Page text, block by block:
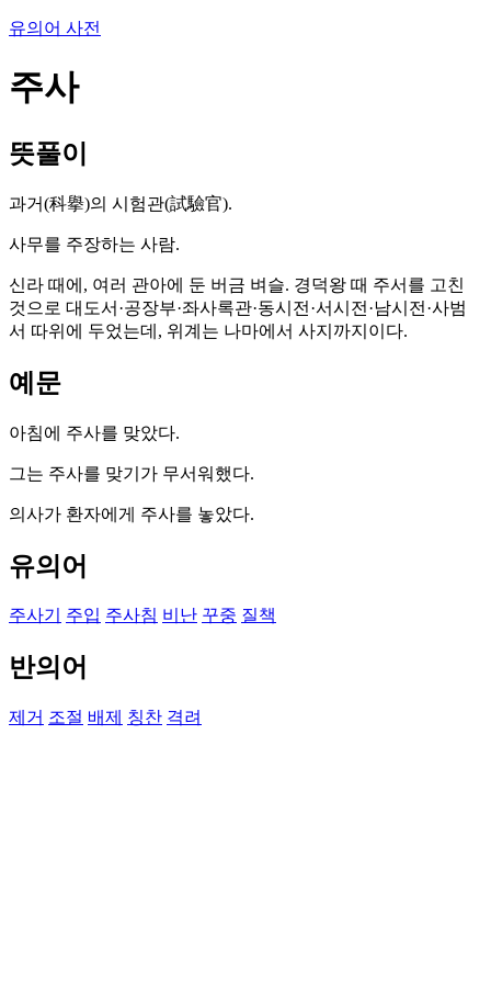
유의어 사전
주사
뜻풀이
과거(科擧)의 시험관(試驗官).
사무를 주장하는 사람.
신라 때에, 여러 관아에 둔 버금 벼슬. 경덕왕 때 주서를 고친
것으로 대도서·공장부·좌사록관·동시전·서시전·남시전·사범
서 따위에 두었는데, 위계는 나마에서 사지까지이다.
예문
아침에 주사를 맞았다.
그는 주사를 맞기가 무서워했다.
의사가 환자에게 주사를 놓았다.
유의어
주사기 주입 주사침 비난 꾸중 질책
반의어
제거 조절 배제 칭찬 격려